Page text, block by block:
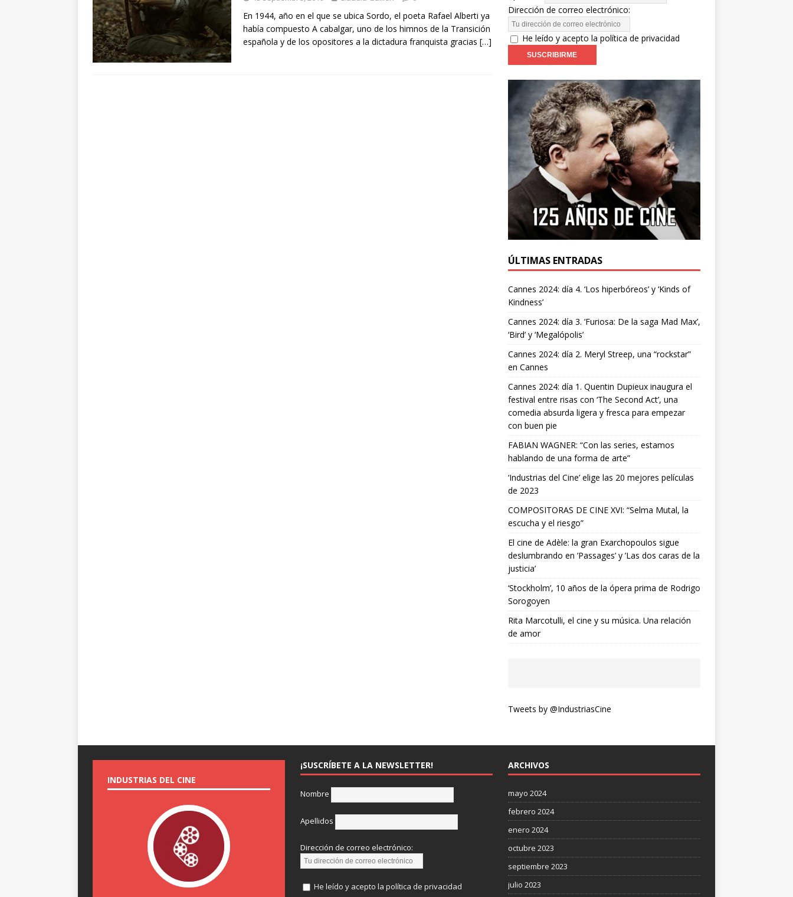
arte”
ENTREVISTAS
[ 18 mayo, 2024 ]
Cannes 2024: día 4. ‘Los hiperbóreos’ y ‘Kinds of Kindness’ FESTIVALES
En 1944, año en el que se ubica Sordo, el poeta Rafael Alberti ya
había compuesto A cabalgar, uno de los himnos de la Transición
española y de los opositores a la dictadura franquista gracias […]
Dirección de correo electrónico:
He leído y acepto la política de privacidad
ÚLTIMAS ENTRADAS
Cannes 2024: día 4. ‘Los hiperbóreos’ y ‘Kinds of
Kindness’
Cannes 2024: día 3. ‘Furiosa: De la saga Mad Max’,
‘Bird’ y ‘Megalópolis’
Cannes 2024: día 2. Meryl Streep, una “rockstar”
en Cannes
Cannes 2024: día 1. Quentin Dupieux inaugura el
festival entre risas con ‘The Second Act’, una
comedia absurda ligera y fresca para empezar
con buen pie
FABIAN WAGNER: “Con las series, estamos
hablando de una forma de arte”
‘Industrias del Cine’ elige las 20 mejores películas
de 2023
COMPOSITORAS DE CINE XVI: “Selma Mutal, la
escucha y el riesgo”
El cine de Adèle: la gran Exarchopoulos sigue
deslumbrando en ’Passages’ y ’Las dos caras de la
justicia’
‘Stockholm’, 10 años de la ópera prima de Rodrigo
Sorogoyen
Rita Marcotulli, el cine y su música. Una relación
de amor
Tweets by @IndustriasCine
INDUSTRIAS DEL CINE
¡SUSCRÍBETE A LA NEWSLETTER!
Nombre
Apellidos
Dirección de correo electrónico:
He leído y acepto la política de privacidad
ARCHIVOS
mayo 2024
febrero 2024
enero 2024
octubre 2023
septiembre 2023
julio 2023